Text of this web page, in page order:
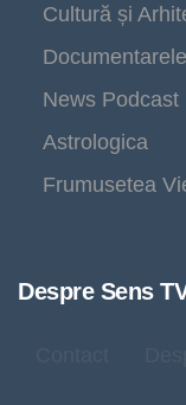
Cultură și
News Podcast
Astrologica
Frumusetea
Despre Sens